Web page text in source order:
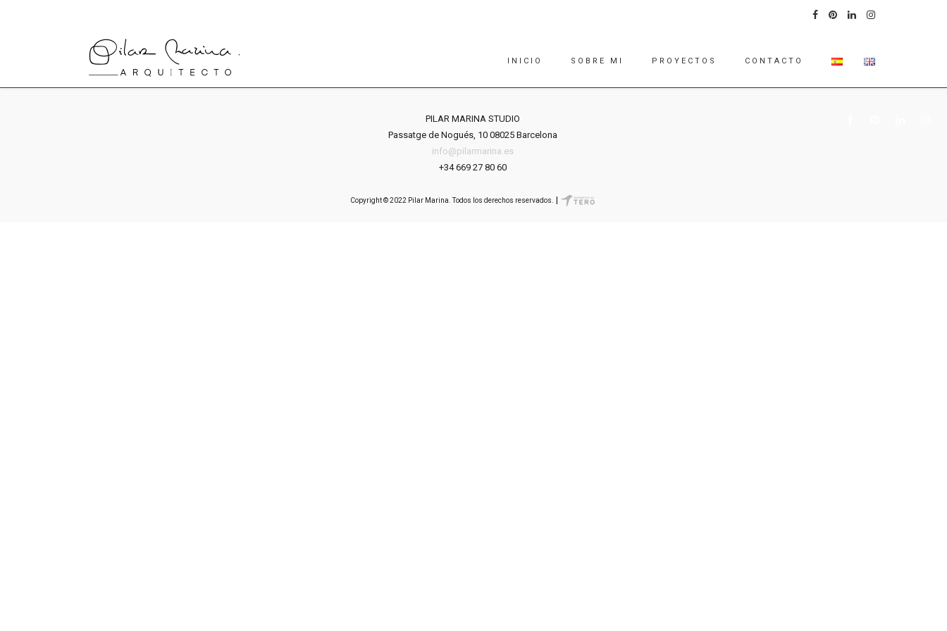
INICIO SOBRE MI PROYECTOS CONTACTO
PILAR MARINA STUDIO
Passatge de Nogués, 10 08025 Barcelona
info@pilarmarina.es
+34 669 27 80 60
Copyright © 2022 Pilar Marina. Todos los derechos reservados. |